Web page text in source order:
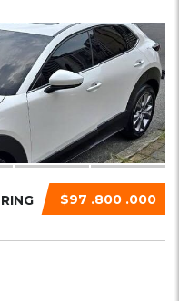
$97 .800 .000